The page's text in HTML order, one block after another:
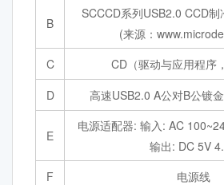
B
SCCCD系列USB2.0 CCD制
(来源：
C
CD（驱动与应用程序
D
高速USB2.0 A公对B公镀
E
电源适配器: 输入: AC
输出: DC 5V
F
电源线